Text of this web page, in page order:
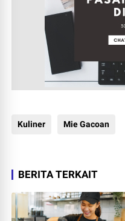
Kuliner Mie Gacoan
BERITA TERKAIT